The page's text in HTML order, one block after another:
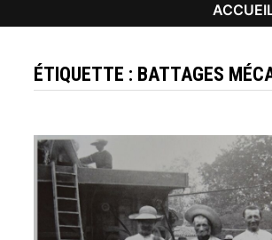
ÉTIQUETTE : BATTAGES